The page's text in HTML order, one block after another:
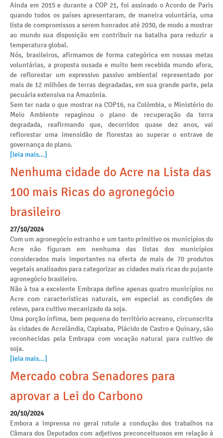
Ainda em 2015 e durante a COP 21, foi assinado o Acordo de Paris
quando todos os países apresentaram, de maneira voluntária, uma
lista de compromissos a serem honrados até 2030, de modo a mostrar
ao mundo sua disposição em contribuir na batalha para reduzir a
temperatura global.
Nós, brasileiros, afirmamos de forma categórica em nossas metas
voluntárias, a proposta ousada e muito bem recebida mundo afora,
de reflorestar um expressivo passivo ambiental representado por
mais de 12 milhões de terras degradadas, em sua grande parte, pela
pecuária extensiva na Amazônia.
Sem ter nada o que mostrar na COP16, na Colômbia, o Ministério do
Meio Ambiente repaginou o plano de recuperação da terra
degradada, reafirmando que, decorridos quase dez anos, vai
reflorestar uma imensidão de florestas ao superar o entrave de
governança do plano.
[leia mais...]
Nenhuma cidade do Acre na Lista das
100 mais Ricas do agronegócio
brasileiro
27/10/2024
Com um agronegócio estranho e um tanto primitivo os municípios do
Acre não figuram em nenhuma das listas dos municípios
considerados mais importantes na oferta de mais de 70 produtos
vegetais analisados para categorizar as cidades mais ricas do pujante
agronegócio brasileiro.
Não à toa a excelente Embrapa define apenas quatro municípios no
Acre com características naturais, em especial as condições de
relevo, para cultivo mecanizado da soja.
Uma porção ínfima, bem pequena do território acreano, circunscrita
às cidades de Acrelândia, Capixaba, Plácido de Castro e Quinary, são
reconhecidas pela Embrapa com vocação natural para cultivo de
soja.
[leia mais...]
Mercado cobra Senadores para
aprovar a Lei do Carbono
20/10/2024
Embora a imprensa no geral rotule a condução dos trabalhos na
Câmara dos Deputados com adjetivos preconceituosos em relação à